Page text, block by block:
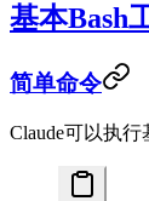
基本Bash
简单命令
Claude可以执行